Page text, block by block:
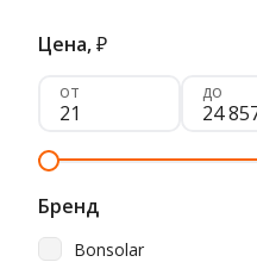
Цена,₽
от до
Бренд
Bonsolar